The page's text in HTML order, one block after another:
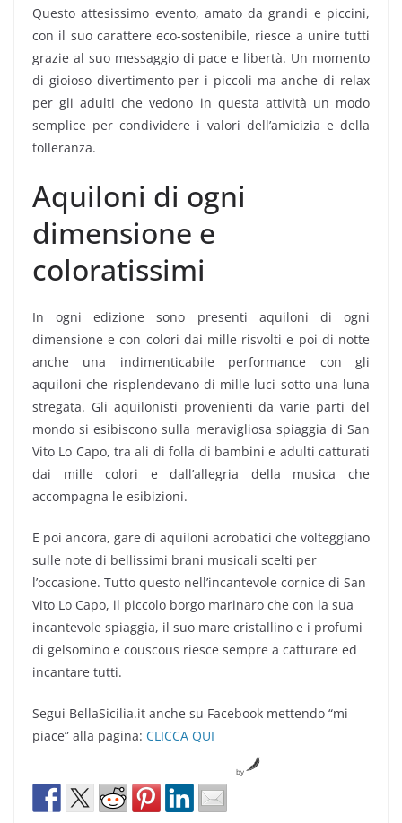
Questo attesissimo evento, amato da grandi e piccini,
con il suo carattere eco-sostenibile, riesce a unire tutti
grazie al suo messaggio di pace e libertà. Un momento
di gioioso divertimento per i piccoli ma anche di relax
per gli adulti che vedono in questa attività un modo
semplice per condividere i valori dell’amicizia e della
tolleranza.
Aquiloni di ogni
dimensione e
coloratissimi
In ogni edizione sono presenti aquiloni di ogni
dimensione e con colori dai mille risvolti e poi di notte
anche una indimenticabile performance con gli
aquiloni che risplendevano di mille luci sotto una luna
stregata. Gli aquilonisti provenienti da varie parti del
mondo si esibiscono sulla meravigliosa spiaggia di San
Vito Lo Capo, tra ali di folla di bambini e adulti catturati
dai mille colori e dall’allegria della musica che
accompagna le esibizioni.
E poi ancora, gare di aquiloni acrobatici che volteggiano
sulle note di bellissimi brani musicali scelti per
l’occasione. Tutto questo nell’incantevole cornice di San
Vito Lo Capo, il piccolo borgo marinaro che con la sua
incantevole spiaggia, il suo mare cristallino e i profumi
di gelsomino e couscous riesce sempre a catturare ed
incantare tutti.
Segui BellaSicilia.it anche su Facebook mettendo “mi
piace” alla pagina: CLICCA QUI
by